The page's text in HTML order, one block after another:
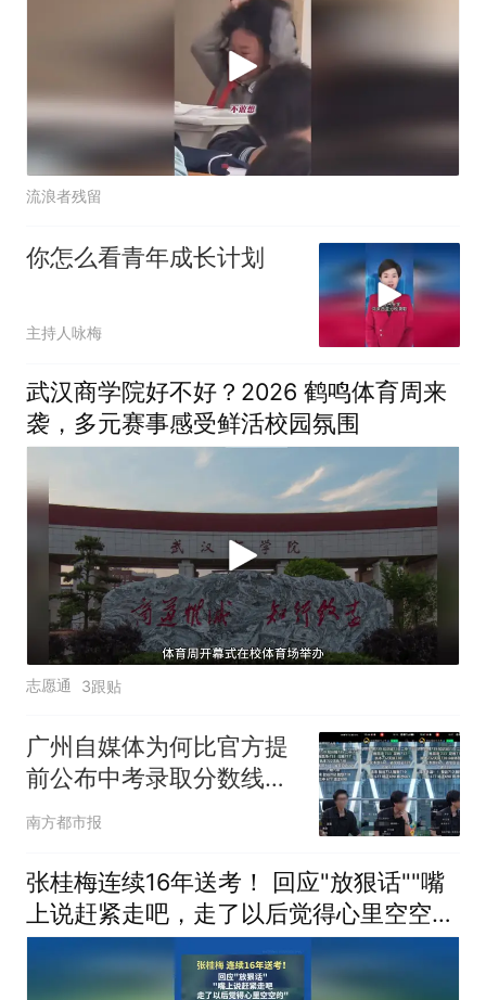
流浪者残留
你怎么看青年成长计划
主持人咏梅
武汉商学院好不好？2026 鹤鸣体育周来
袭，多元赛事感受鲜活校园氛围
志愿通 3跟贴
广州自媒体为何比官方提
前公布中考录取分数线？
原因待查清
南方都市报
张桂梅连续16年送考！ 回应"放狠话""嘴
上说赶紧走吧，走了以后觉得心里空空
的"